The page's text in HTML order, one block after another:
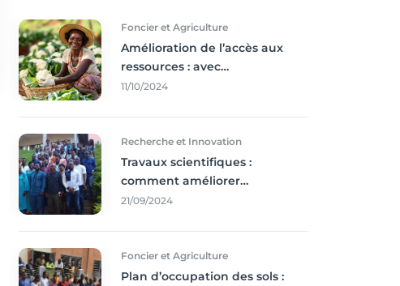
Foncier et Agriculture
Amélioration de l’accès aux
ressources : avec
l'incontournable ’agriculture
11/10/2024
Recherche et Innovation
Travaux scientifiques :
comment améliorer
l’utilisation des résultats
21/09/2024
Foncier et Agriculture
Plan d’occupation des sols :